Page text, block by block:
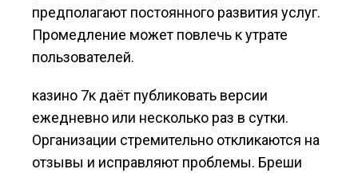
предполагают постоянного развития услуг.
Промедление может повлечь к утрате
пользователей.
казино 7к даёт публиковать версии
ежедневно или несколько раз в сутки.
Организации стремительно откликаются на
отзывы и исправляют проблемы. Бреши